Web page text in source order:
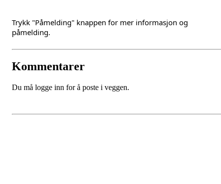
Trykk "Påmelding" knappen for mer informasjon og
påmelding.
Kommentarer
Du må logge inn for å poste i veggen.